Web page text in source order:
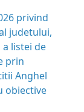
privind
judetului,
listei de
prin
Anghel
obiective